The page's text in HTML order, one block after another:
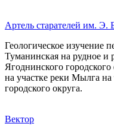
Артель старателей им. Э.
Геологическое изучение
Туманинская на рудное и
Ягоднинского
на участке реки Мылга
городского округа.
Вектор